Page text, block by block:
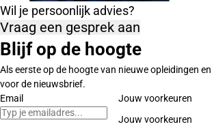
Wil je persoonlijk advies?
Vraag een gesprek aan
Blijf op de hoogte
Als eerste op de hoogte van nieuwe opleidingen
voor de nieuwsbrief.
Email
Jouw voorkeuren